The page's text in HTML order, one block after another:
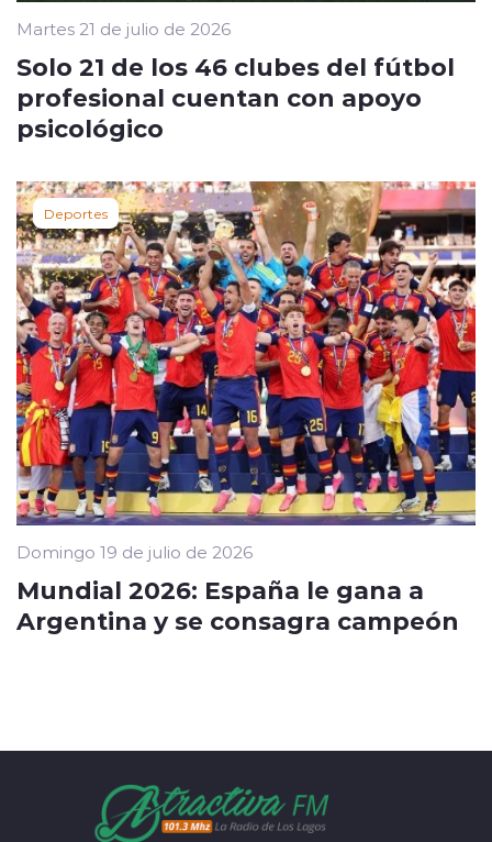
Martes 21 de julio de 2026
Solo 21 de los 46 clubes del fútbol
profesional cuentan con apoyo
psicológico
Deportes
Domingo 19 de julio de 2026
Mundial 2026: España le gana a
Argentina y se consagra campeón